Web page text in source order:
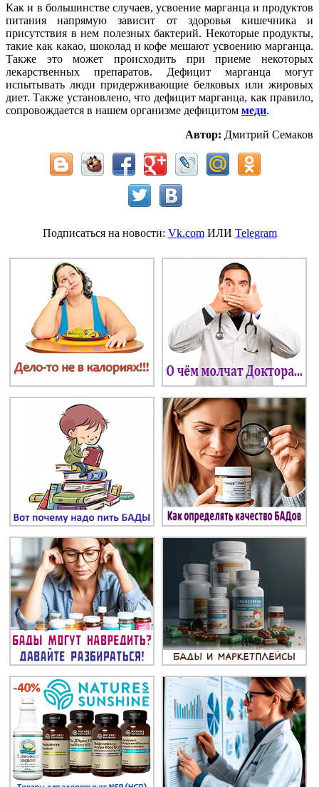
Как и в большинстве случаев, усвоение марганца и продуктов
питания напрямую зависит от здоровья кишечника и
присутствия в нем полезных бактерий. Некоторые продукты,
такие как какао, шоколад и кофе мешают усвоению марганца.
Также это может происходить при приеме некоторых
лекарственных препаратов. Дефицит марганца могут
испытывать люди придерживающие белковых или жировых
диет. Также установлено, что дефицит марганца, как правило,
сопровождается в нашем организме дефицитом меди.
Автор: Дмитрий Семаков
Подписаться на новости: Vk.comИЛИ Telegram